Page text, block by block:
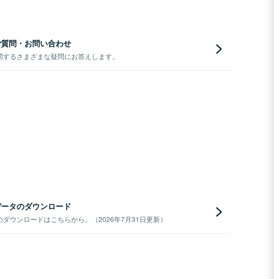
問・お問い合わせ
るさまざまな疑問にお答えします。
タのダウンロード
ウンロードはこちらから。（2026年7月31日更新）